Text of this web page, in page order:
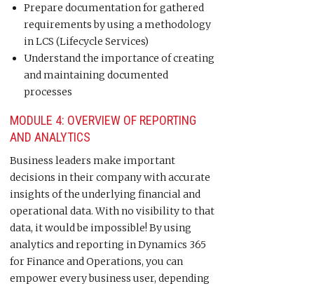
Prepare documentation for gathered
requirements by using a methodology
in LCS (Lifecycle Services)
Understand the importance of creating
and maintaining documented
processes
MODULE 4: OVERVIEW OF REPORTING
AND ANALYTICS
Business leaders make important
decisions in their company with accurate
insights of the underlying financial and
operational data. With no visibility to that
data, it would be impossible! By using
analytics and reporting in Dynamics 365
for Finance and Operations, you can
empower every business user, depending